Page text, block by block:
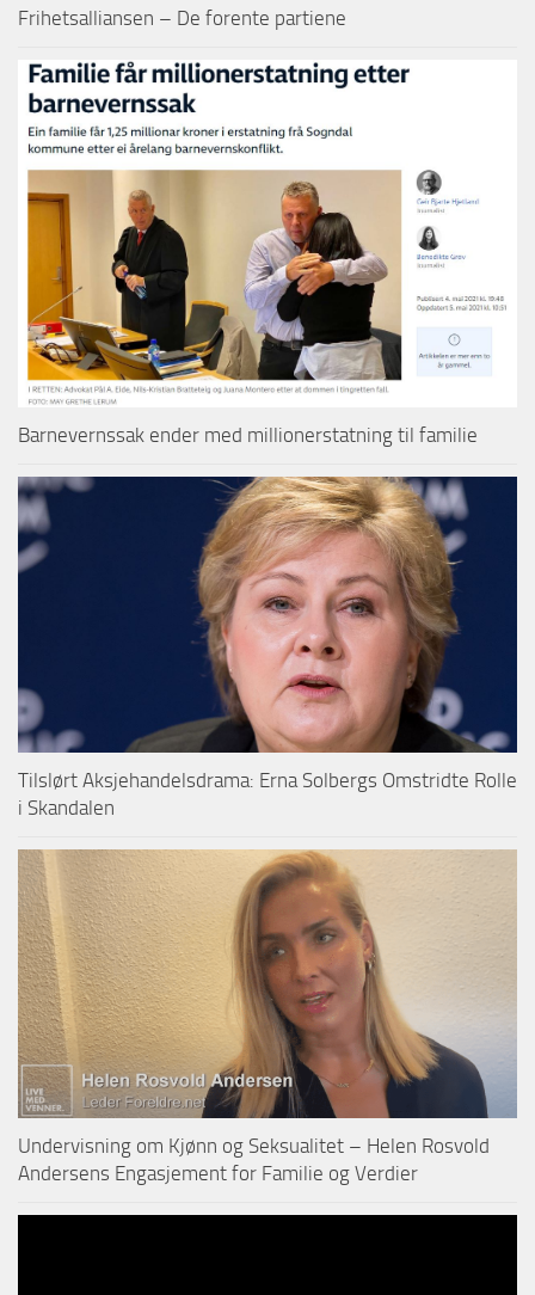
Frihetsalliansen – De forente partiene
Barnevernssak ender med millionerstatning til familie
Tilslørt Aksjehandelsdrama: Erna Solbergs Omstridte Rolle
i Skandalen
Undervisning om Kjønn og Seksualitet – Helen Rosvold
Andersens Engasjement for Familie og Verdier